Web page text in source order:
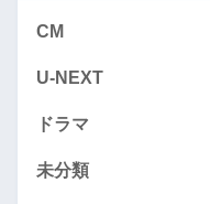
CM
U-NEXT
ドラマ
未分類